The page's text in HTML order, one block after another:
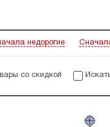
недорогие
со скидкой